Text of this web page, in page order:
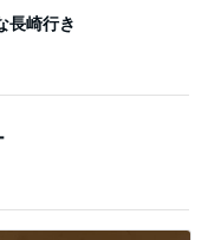
長崎行き